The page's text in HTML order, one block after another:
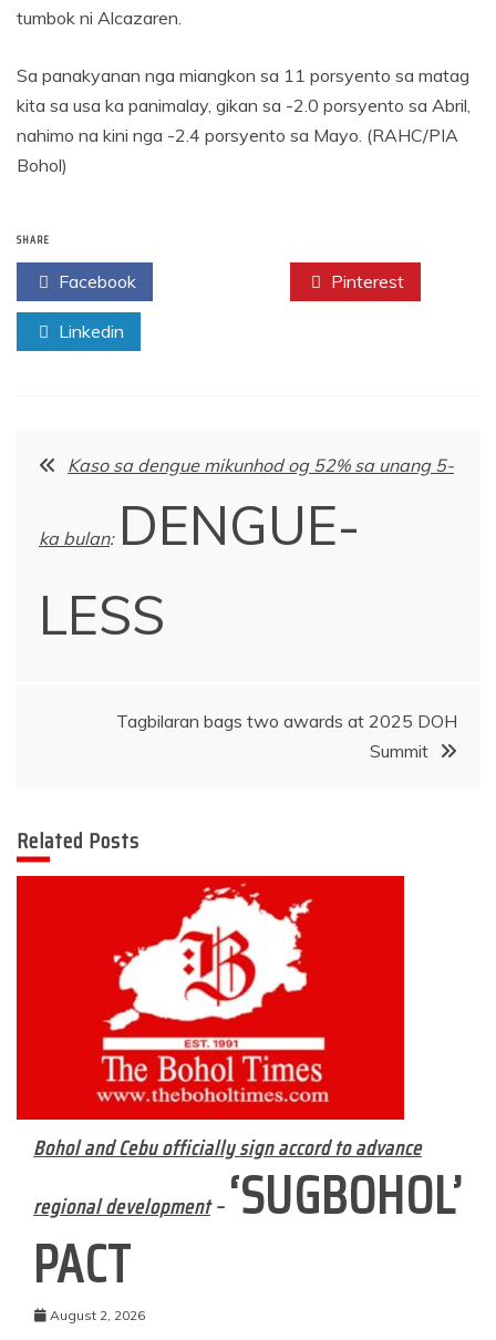
tumbok ni Alcazaren.
Sa panakyanan nga miangkon sa 11 porsyento sa matag
kita sa usa ka panimalay, gikan sa -2.0 porsyento sa Abril,
nahimo na kini nga -2.4 porsyento sa Mayo. (RAHC/PIA
Bohol)
SHARE
Facebook Pinterest
Linkedin
Post
navigation
Kaso sa dengue mikunhod og 52% sa unang 5-
ka bulan: DENGUE-
LESS
Tagbilaran bags two awards at 2025 DOH
Summit
Related Posts
Bohol and Cebu officially sign accord to advance
regional development– ‘SUGBOHOL’
PACT
August 2, 2026